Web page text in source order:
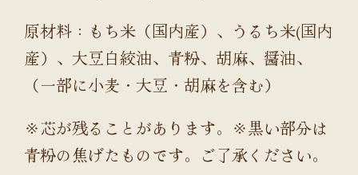
原材料：もち米（国内産）、うるち米(国内
産）、大豆白絞油、青粉、胡麻、醤油、
（一部に小麦・大豆・胡麻を含む）
※芯が残ることがあります。※黒い部分は
青粉の焦げたものです。ご了承ください。